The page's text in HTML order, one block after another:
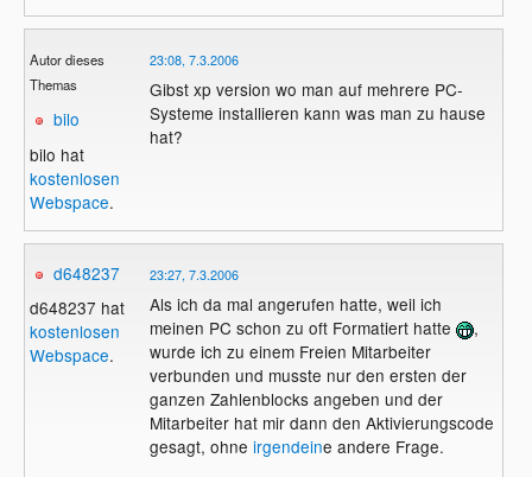
Autor dieses
Themas
bilo
bilo hat
kostenlosen
Webspace.
23:08, 7.3.2006
Gibst xp version wo man auf mehrere PC-
Systeme installieren kann was man zu hause
hat?
d648237
d648237 hat
kostenlosen
Webspace.
23:27, 7.3.2006
Als ich da mal angerufen hatte, weil ich
meinen PC schon zu oft Formatiert hatte
,
wurde ich zu einem Freien Mitarbeiter
verbunden und musste nur den ersten der
ganzen Zahlenblocks angeben und der
Mitarbeiter hat mir dann den Aktivierungscode
gesagt, ohne irgendeine andere Frage.